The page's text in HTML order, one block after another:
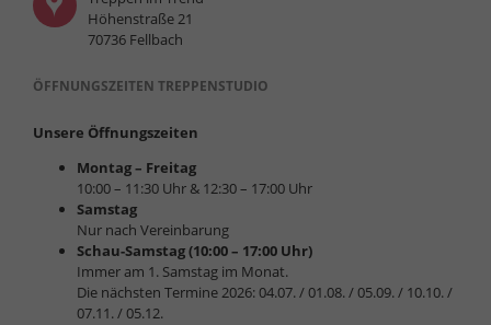
Höhenstraße 21
70736 Fellbach
ÖFFNUNGSZEITEN TREPPENSTUDIO
Unsere Öffnungszeiten
Montag – Freitag
10:00 – 11:30 Uhr & 12:30 – 17:00 Uhr
Samstag
Nur nach Vereinbarung
Schau-Samstag (10:00 – 17:00 Uhr)
Immer am 1. Samstag im Monat.
Die nächsten Termine 2026: 04.07. / 01.08. / 05.09. / 10.10. /
07.11. / 05.12.